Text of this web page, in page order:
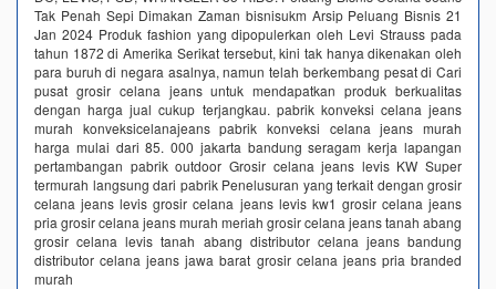
Tak Penah Sepi Dimakan Zaman bisnisukm Arsip Peluang Bisnis 21
Jan 2024 Produk fashion yang dipopulerkan oleh Levi Strauss pada
tahun 1872 di Amerika Serikat tersebut, kini tak hanya dikenakan oleh
para buruh di negara asalnya, namun telah berkembang pesat di Cari
pusat grosir celana jeans untuk mendapatkan produk berkualitas
dengan harga jual cukup terjangkau. pabrik konveksi celana jeans
murah konveksicelanajeans pabrik konveksi celana jeans murah
harga mulai dari 85. 000 jakarta bandung seragam kerja lapangan
pertambangan pabrik outdoor Grosir celana jeans levis KW Super
termurah langsung dari pabrik‎ Penelusuran yang terkait dengan grosir
celana jeans levis grosir celana jeans levis kw1 grosir celana jeans
pria grosir celana jeans murah meriah grosir celana jeans tanah abang
grosir celana levis tanah abang distributor celana jeans bandung
distributor celana jeans jawa barat grosir celana jeans pria branded
murah